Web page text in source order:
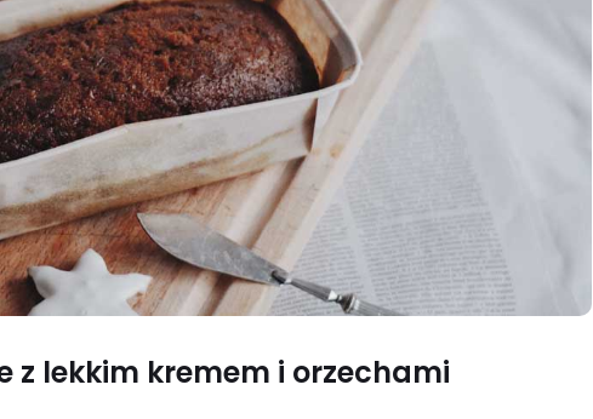
z lekkim kremem i orzechami